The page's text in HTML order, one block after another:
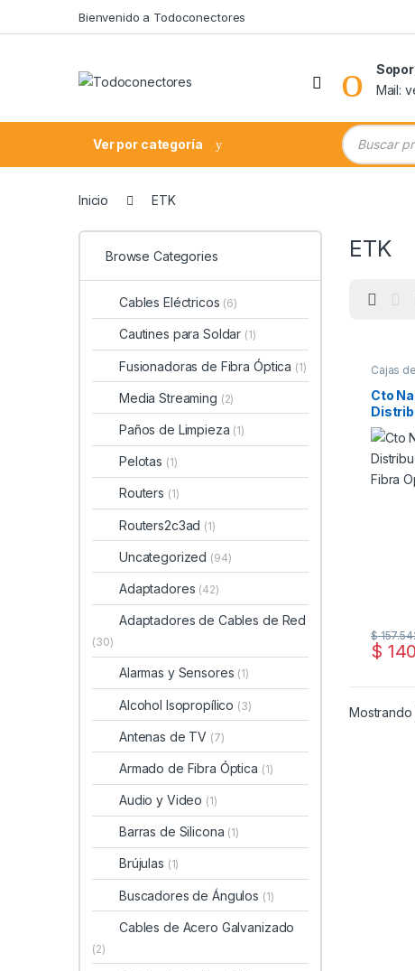
Bienvenido a Todoconectores
Mail:
Ver por categoría
Búsqueda
Inicio ETK
ETK
Cajas
Cto
1×16
$
$
Browse Categories
Cables Eléctricos (6)
Cautines para Soldar (1)
Fusionadoras de Fibra Óptica (1)
Media Streaming (2)
Paños de Limpieza (1)
Pelotas (1)
Routers (1)
Routers2c3ad (1)
Uncategorized (94)
Adaptadores (42)
Adaptadores de Cables de Red
(30)
Alarmas y Sensores (1)
Alcohol Isopropílico (3)
Antenas de TV (7)
Armado de Fibra Óptica (1)
Audio y Video (1)
Barras de Silicona (1)
Brújulas (1)
Buscadores de Ángulos (1)
Cables de Acero Galvanizado
(2)